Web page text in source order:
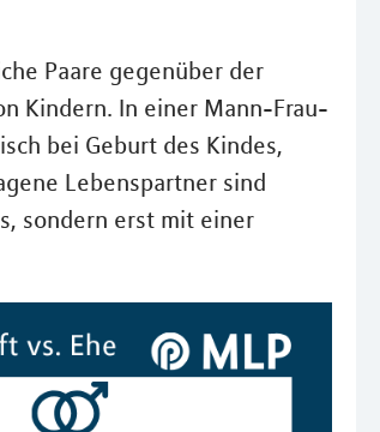
Paare gegenüber der
Kindern. In einer Mann-Frau-
bei Geburt des Kindes,
Lebenspartner sind
sondern erst mit einer